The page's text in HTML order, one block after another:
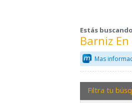
Estás
Barniz
Mas
Filtra tu